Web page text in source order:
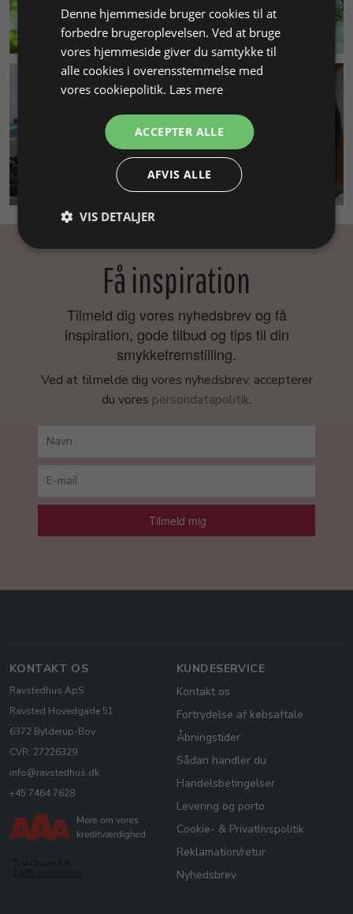
MILJØ & BÆREDYGTIGHED
SMYKKEKURSUS
Få inspiration
Tilmeld dig vores nyhedsbrev og få
inspiration, gode tilbud og tips til din
smykkefremstilling.
Ved at tilmelde dig vores nyhedsbrev, accepterer
du vores persondatapolitik.
Tilmeld mig
KONTAKT OS
Ravstedhus ApS
Ravsted Hovedgade 51
6372 Bylderup-Bov
CVR: 27226329
info@ravstedhus.dk
+45 7464 7628
KUNDESERVICE
Kontakt os
Fortrydelse af købsaftale
Åbningstider
Sådan handler du
Handelsbetingelser
Levering og porto
Cookie- & Privatlivspolitik
Reklamation/retur
Nyhedsbrev
Denne hjemmeside bruger cookies til at
forbedre brugeroplevelsen. Ved at bruge
vores hjemmeside giver du samtykke til
alle cookies i overensstemmelse med
vores cookiepolitik. Læs mere
ACCEPTER ALLE
AFVIS ALLE
VIS DETALJER